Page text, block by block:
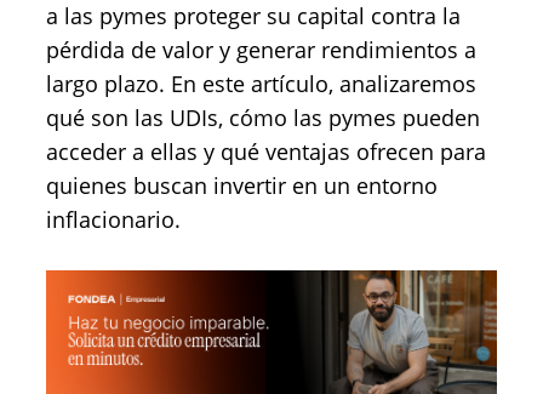
a las pymes proteger su capital contra la
pérdida de valor y generar rendimientos a
largo plazo. En este artículo, analizaremos
qué son las UDIs, cómo las pymes pueden
acceder a ellas y qué ventajas ofrecen para
quienes buscan invertir en un entorno
inflacionario.